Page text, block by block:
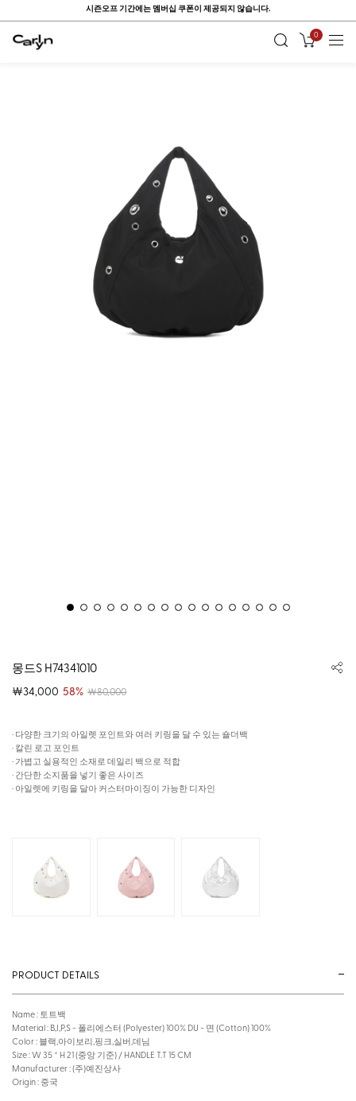
ONE DAY, ONE PICK ~ Up to 80%
0
몽드S H74341010
￦34,000 58% ￦80,000
· 다양한 크기의 아일렛 포인트와 여러 키링을 달 수 있는 숄더백
· 칼린 로고 포인트
· 가볍고 실용적인 소재로 데일리 백으로 적합
· 간단한 소지품을 넣기 좋은 사이즈
· 아일렛에 키링을 달아 커스터마이징이 가능한 디자인
PRODUCT DETAILS
Name : 토트백
Material : B,I,P,S - 폴리에스터 (Polyester) 100% DU - 면 (Cotton) 100%
Color : 블랙,아이보리,핑크,실버,데님
Size : W 35 * H 21 (중앙 기준) / HANDLE T.T 15 CM
Manufacturer : (주)예진상사
Origin : 중국